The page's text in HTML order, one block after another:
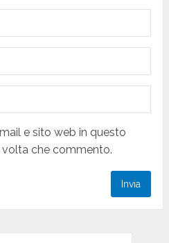
e sito web in questo
che commento.